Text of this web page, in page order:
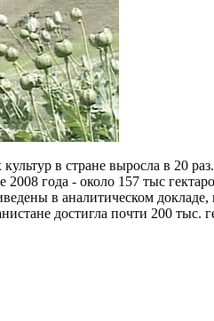
в стране выросла в 20
года - около 157 тыс
в аналитическом
достигла почти 200 тыс.